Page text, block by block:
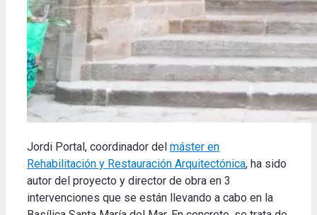
Jordi Portal, coordinador del máster en
Rehabilitación y Restauración Arquitectónica, ha sido
autor del proyecto y director de obra en 3
intervenciones que se están llevando a cabo en la